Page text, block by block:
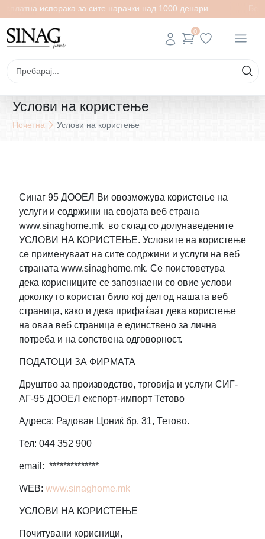
испорака за сите нарачки над 1000 денари
0
Услови на користење
Почетна Услови на користење
Синаг 95 ДООЕЛ Ви овозможува користење на
услуги и содржини на својата веб страна
www.sinaghome.mk во склад со долунаведените
УСЛОВИ НА КОРИСТЕЊЕ. Условите на користење
се применуваат на сите содржини и услуги на веб
страната www.sinaghome.mk. Се поистоветува
дека корисниците се запознаени со овие услови
доколку го користат било кој дел од нашата веб
страница, како и дека прифаќаат дека користење
на оваа веб страница е единствено за лична
потреба и на сопствена одговорност.
ПОДАТОЦИ ЗА ФИРМАТА
Друштво за производство, трговија и услуги СИГ-
АГ-95 ДООЕЛ експорт-импорт Тетово
Адреса: Радован Цониќ бр. 31, Тетово.
Тел: 044 352 900
email: **************
WEB: www.sinaghome.mk
УСЛОВИ НА КОРИСТЕЊЕ
Почитувани корисници,